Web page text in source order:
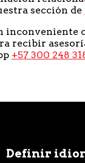
sección de
inconveniente
recibir
+57 300 248
Definir